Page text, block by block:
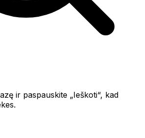
ir paspauskite „Ieškoti“, kad